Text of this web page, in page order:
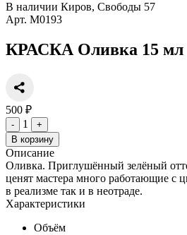
В наличии Киров, Свободы 57
Арт. М0193
КРАСКА Оливка 15 мл
500 ₽
- 1
+
В корзину
Описание
Оливка. Приглушённый зелёный
ценят мастера много работающие с
в реализме так и в неотраде.
Характеристики
Объём